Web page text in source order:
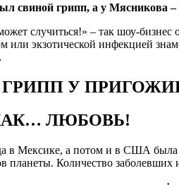
свиной грипп, а у Мясникова –
случиться!» – так шоу-бизнес
или экзотической инфекцией
У
ЛЮБОВЬ!
в Мексике, а потом и в США была
планеты. Количество